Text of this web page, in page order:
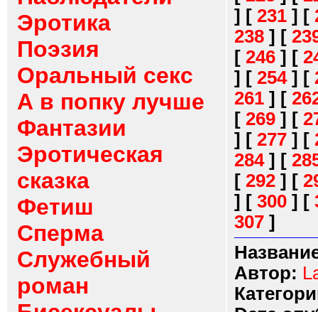
Эротика
Поэзия
Оральный секс
А в попку лучше
Фантазии
Эротическая
сказка
Фетиш
Сперма
Служебный
роман
] [ 231 ] [
238 ] [
[ 246 ] [
] [ 254] [
261 ] [
[ 269 ] [
] [ 277 ] [
284] [
[ 292 ] [
] [ 300 ] [
307 ]
Автор: